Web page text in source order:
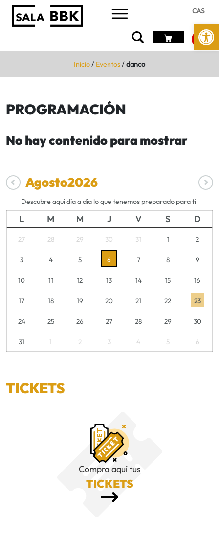
Abrir
CAS
Inicio/ Eventos/danco
PROGRAMACIÓN
No hay contenido para mostrar
Agosto2026
Descubre aquí día a día lo que tenemos preparado para ti.
L M M J V S D
27 28 29 30 31 1 2
3 4 5 6 7 8 9
10 11 12 13 14 15 16
17 18 19 20 21 22 23
24 25 26 27 28 29 30
31 1 2 3 4 5 6
TICKETS
Compra aquí tus
TICKETS